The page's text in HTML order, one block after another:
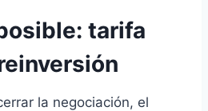
tarifa
la negociación, el